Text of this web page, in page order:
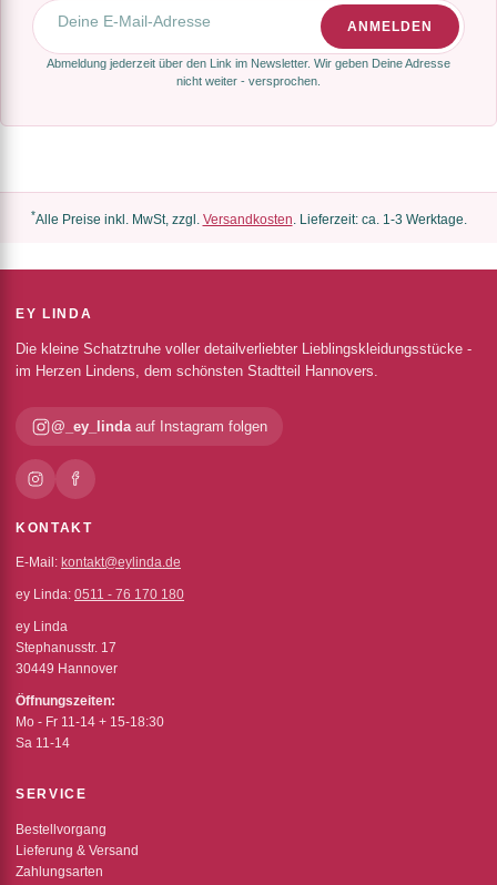
E-Mail-Adresse
ANMELDEN
Abmeldung jederzeit über den Link im Newsletter. Wir geben Deine Adresse
nicht weiter - versprochen.
*Alle Preise inkl. MwSt, zzgl. Versandkosten. Lieferzeit: ca. 1-3 Werktage.
EY LINDA
Die kleine Schatztruhe voller detailverliebter Lieblingskleidungsstücke -
im Herzen Lindens, dem schönsten Stadtteil Hannovers.
@_ey_lindaauf Instagram folgen
KONTAKT
E-Mail: kontakt@eylinda.de
ey Linda: 0511 - 76 170 180
ey Linda
Stephanusstr. 17
30449 Hannover
Öffnungszeiten:
Mo - Fr 11-14 + 15-18:30
Sa 11-14
SERVICE
Bestellvorgang
Lieferung & Versand
Zahlungsarten